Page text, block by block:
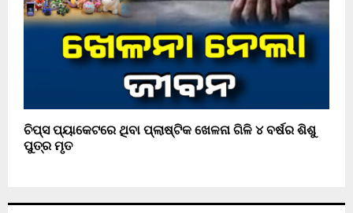
ଚିପ୍ସ ପ୍ୟାକେଟରେ ଥିବା ପ୍ଲାଷ୍ଟିକ ଖେଳନା ଗିଳି ୪ ବର୍ଷର ଶିଶୁ
ପୁତ୍ର ମୃତ